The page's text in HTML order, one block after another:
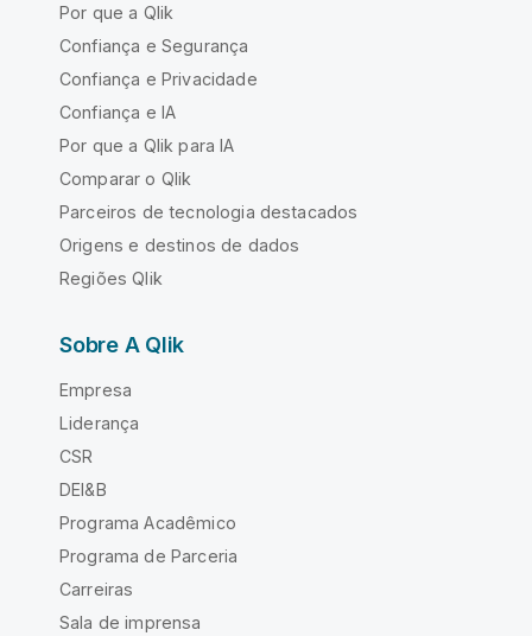
Por que a Qlik
Confiança e Segurança
Confiança e Privacidade
Confiança e IA
Por que a Qlik para IA
Comparar o Qlik
Parceiros de tecnologia destacados
Origens e destinos de dados
Regiões Qlik
Sobre A Qlik
Empresa
Liderança
CSR
DEI&B
Programa Acadêmico
Programa de Parceria
Carreiras
Sala de imprensa